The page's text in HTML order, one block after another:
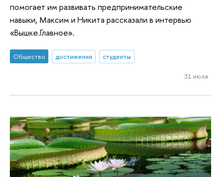
помогает им развивать предпринимательские
навыки, Максим и Никита рассказали в интервью
«Вышке.Главное».
Общество достижения студенты
31 июля